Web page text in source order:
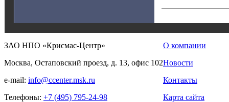
ЗАО НПО «Крисмас-Центр»
Москва, Остаповский проезд, д. 13, офис 102
e-mail: info@ccenter.msk.ru
Телефоны: +7 (495) 795-24-98
О компании
Новости
Контакты
Карта сайта